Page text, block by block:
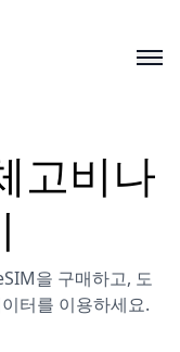
고비나
을 구매하고, 도
터를 이용하세요.